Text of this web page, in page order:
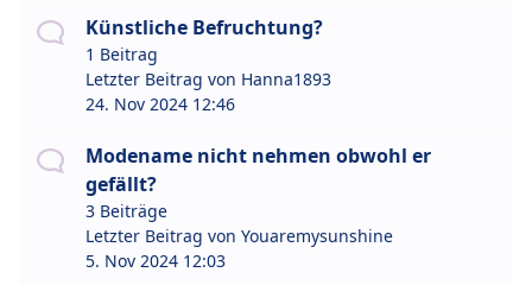
Künstliche Befruchtung?
1 Beitrag
Letzter Beitrag von Hanna1893
24. Nov 2024 12:46
Modename nicht nehmen obwohl er
gefällt?
3 Beiträge
Letzter Beitrag von Youaremysunshine
5. Nov 2024 12:03